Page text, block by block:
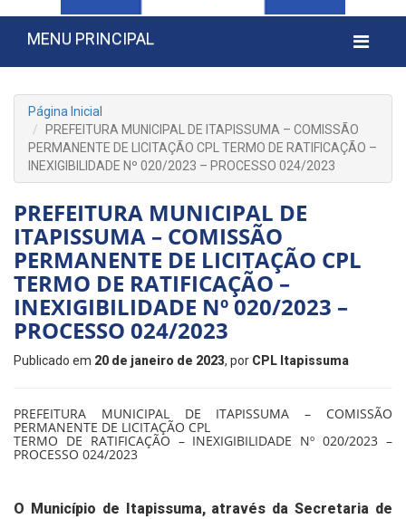
MENU PRINCIPAL
Página Inicial
PREFEITURA MUNICIPAL DE ITAPISSUMA – COMISSÃO
PERMANENTE DE LICITAÇÃO CPL TERMO DE RATIFICAÇÃO –
INEXIGIBILIDADE Nº 020/2023 – PROCESSO 024/2023
PREFEITURA MUNICIPAL DE
ITAPISSUMA – COMISSÃO
PERMANENTE DE LICITAÇÃO CPL
TERMO DE RATIFICAÇÃO –
INEXIGIBILIDADE Nº 020/2023 –
PROCESSO 024/2023
Publicado em 20 de janeiro de 2023, por CPL Itapissuma
PREFEITURA MUNICIPAL DE ITAPISSUMA – COMISSÃO
PERMANENTE DE LICITAÇÃO CPL
TERMO DE RATIFICAÇÃO – INEXIGIBILIDADE Nº 020/2023 –
PROCESSO 024/2023
O Município de Itapissuma, através da Secretaria de